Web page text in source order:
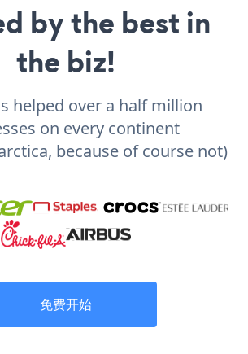
by the best in
the biz!
helped over a half million
on every continent
because of course not)
免费开始